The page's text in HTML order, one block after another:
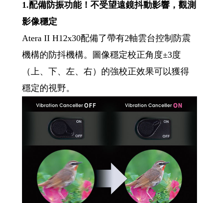
1.配備防振功能！不受望遠鏡抖動影響，觀測
影像穩定
Atera II H12x30配備了帶有2軸雲台控制防震
機構的防抖機構。圖像穩定校正角度±3度
（上、下、左、右）的強校正效果可以獲得
穩定的視野。